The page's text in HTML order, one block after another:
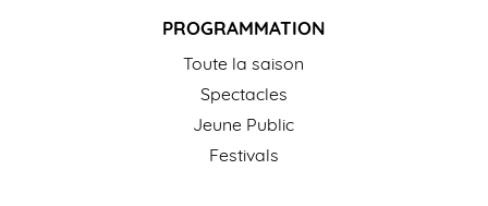
PROGRAMMATION
Toute la saison
Spectacles
Jeune Public
Festivals